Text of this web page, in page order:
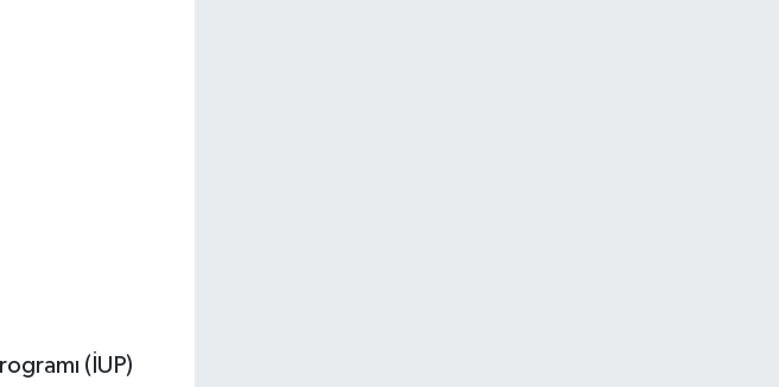
(İUP)